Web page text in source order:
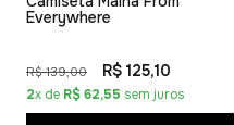
Everywhere
R$ 139,00 R$ 125,10
2x de R$ 62,55 sem juros